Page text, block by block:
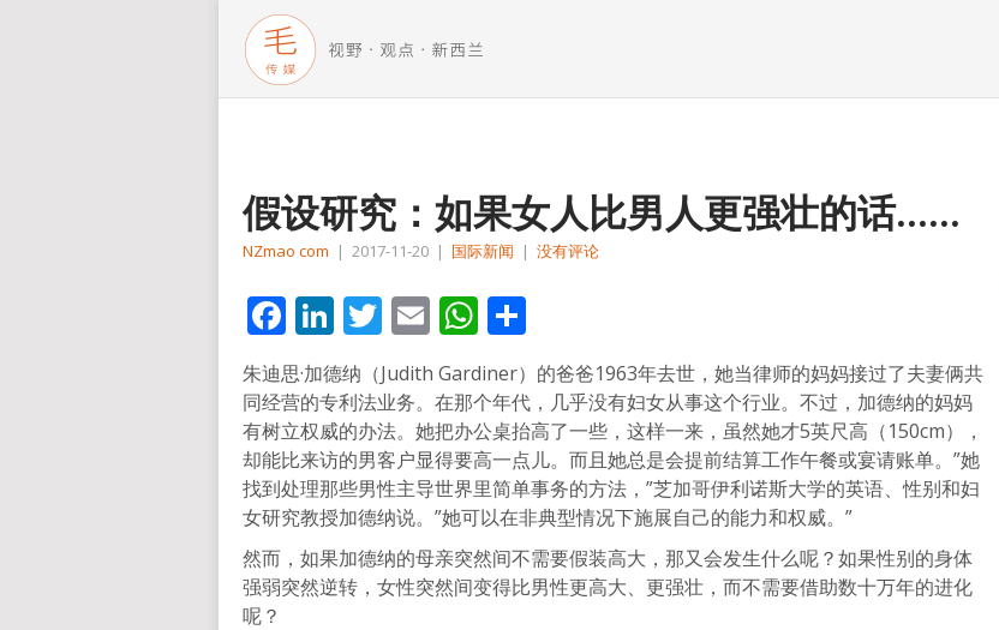
假设研究：如果女人比男人更强壮的话……
NZmao com | 2017-11-20 | 国际新闻 | 没有评论
Facebook
LinkedIn
Twitter
EmailWhatsApp
享
朱迪思·加德纳（Judith Gardiner）的爸爸1963年去世，她当律师的妈妈接过了夫妻俩共
同经营的专利法业务。在那个年代，几乎没有妇女从事这个行业。不过，加德纳的妈妈
有树立权威的办法。她把办公桌抬高了一些，这样一来，虽然她才5英尺高（150cm），
却能比来访的男客户显得要高一点儿。而且她总是会提前结算工作午餐或宴请账单。”她
找到处理那些男性主导世界里简单事务的方法，”芝加哥伊利诺斯大学的英语、性别和妇
女研究教授加德纳说。”她可以在非典型情况下施展自己的能力和权威。”
然而，如果加德纳的母亲突然间不需要假装高大，那又会发生什么呢？如果性别的身体
强弱突然逆转，女性突然间变得比男性更高大、更强壮，而不需要借助数十万年的进化
呢？